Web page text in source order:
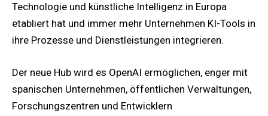
Technologie und künstliche Intelligenz in Europa
etabliert hat und immer mehr Unternehmen KI-Tools in
ihre Prozesse und Dienstleistungen integrieren.
Der neue Hub wird es OpenAI ermöglichen, enger mit
spanischen Unternehmen, öffentlichen Verwaltungen,
Forschungszentren und Entwicklern